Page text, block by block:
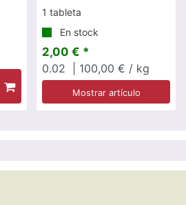
1 tableta
En stock
2,00 € *
0.02
| 100,00 € / kg
Mostrar artículo